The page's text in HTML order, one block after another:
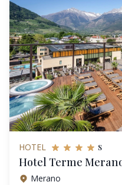
HOTEL s
Hotel Terme
Merano